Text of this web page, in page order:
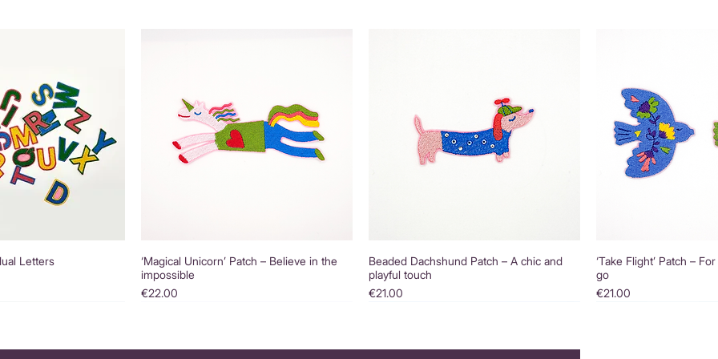
Letters
‘Magical Unicorn’ Patch – Believe in the
impossible
Price
€22.00
Beaded Dachshund Patch – A chic and
playful touch
Price
€21.00
‘Take Flight’ Patch –
go
Price
€21.00